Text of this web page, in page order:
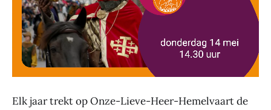
Elk jaar trekt op Onze-Lieve-Heer-Hemelvaart de